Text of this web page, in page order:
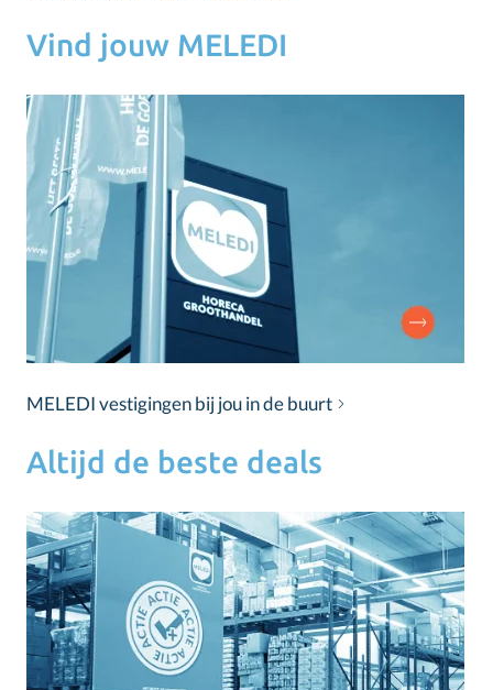
Vind jouw MELEDI
MELEDI vestigingen bij jou in de buurt
Altijd de beste deals